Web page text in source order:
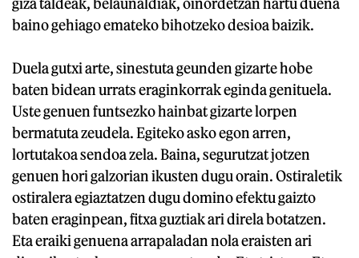
baino gehiago emateko bihotzeko desioa baizik.
Duela gutxi arte, sinestuta geunden gizarte hobe
baten bidean urrats eraginkorrak eginda genituela.
Uste genuen funtsezko hainbat gizarte lorpen
bermatuta zeudela. Egiteko asko egon arren,
lortutakoa sendoa zela. Baina, segurutzat jotzen
genuen hori galzorian ikusten dugu orain. Ostiraletik
ostiralera egiaztatzen dugu domino efektu gaizto
baten eraginpean, fitxa guztiak ari direla botatzen.
Eta eraiki genuena arrapaladan nola eraisten ari